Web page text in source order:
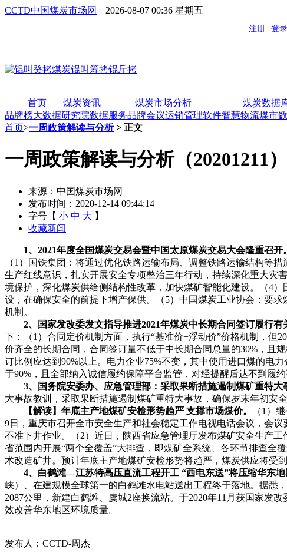
CCTD中国煤炭市场网 | 2026-08-07 00:36 星期五
首页 煤炭资讯 煤炭市场分析 煤炭数据
品牌榜大数据研究院数据服务品牌会议运销管理软件智慧物流煤市
首页>一周政策解读与分析> 正文
一周政策解读与分析（20201211）
来源：中国煤炭市场网
发布时间：2020-12-14 09:44:14
字号【 小 中 大 】
收藏新闻
1、2021年度全国煤炭交易会暨中国太原煤炭交易大会隆重召开。
（1）国铁集团：将通过优化铁路运输布局、调整铁路运输结构等
生产红线意识，扎实开展安全专项整治三年行动，持续深化重大灾
境保护，深化煤炭供给侧结构性改革，加快煤矿智能化建设。（4
设，在确保安全的前提下增产保供。（5）中国煤炭工业协会：要
机制。
2、 国家发改委发文指导推进2021年煤炭中长期合同签订履行有
下：（1）合同定价机制方面，执行“基准价+浮动价”价格机制，但
价齐全的长期合同，合同签订量不低于中长期合同总量的30%，且
订比例应达到90%以上。电力企业75%不变，其中使用进口煤的电
于90%，且全部纳入诚信履约保障平台监管，对经提醒后达不到履
3、国务院安委办、 应急管理部：采取果断措施遏制煤矿重特大
大事故教训，采取果断措施遏制煤矿重特大事故，确保岁末年初安全
【解读】年底主产地煤矿安检形势趋严 支撑市场煤价。
（1）
9日，重庆市召开全市安全生产和社会稳定工作电视电话会议，会
不准下井作业。（2）近日，陕西省应急管理厅发布煤矿安全生产
省范围内开展“两个全覆盖”大排查，即煤矿全系统、各环节排查全
术改造矿井。预计年底主产地煤矿安检形势将趋严，煤炭供应将受
4、白鹤滩—江苏特高压直流工程开工 “西电东送”将压缩华东
峡）、在建规模全球第一的白鹤滩水电站送出工程终于落地。据悉
2087公里，新建白鹤滩、虞城2座换流站。于2020年11月获国家发
效改善华东地区环境质量。
发布人：CCTD-周杰